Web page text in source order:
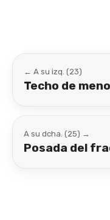
← A su izq. (23)
Techo de
A su dcha. (25) →
Posada del